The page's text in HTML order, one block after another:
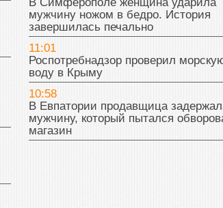
мужчину ножом в бедро. История
завершилась печально
11:01
Роспотребнадзор проверил
воду в Крыму
10:58
В Евпатории продавщица
мужчину, который пытался
магазин